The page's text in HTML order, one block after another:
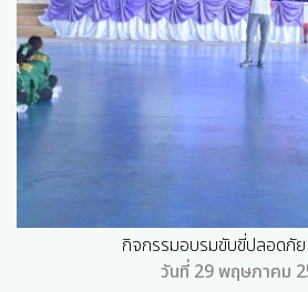
กิจกรรมอบรมขับขี่ปลอดภั
วันที่ 29 พฤษภาคม